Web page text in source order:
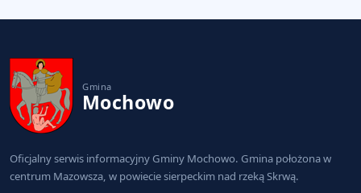
Gmina
Mochowo
Oficjalny serwis informacyjny Gminy Mochowo. Gmina położona w
centrum Mazowsza, w powiecie sierpeckim nad rzeką Skrwą.